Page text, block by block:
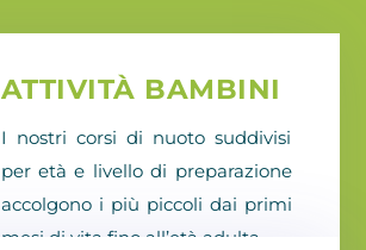
ATTIVITÀ BAMBINI
I nostri corsi di nuoto suddivisi
per età e livello di preparazione
accolgono i più piccoli dai primi
mesi di vita fino all’età adulta.